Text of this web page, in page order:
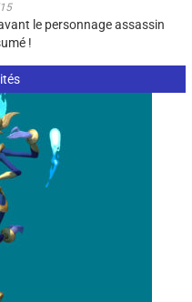
le personnage assassin
!